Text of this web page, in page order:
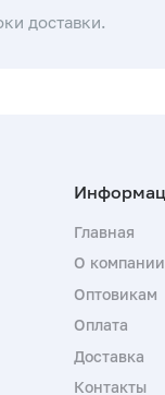
доставки.
Главная
О компании
Оптовикам
Оплата
Доставка
Контакты